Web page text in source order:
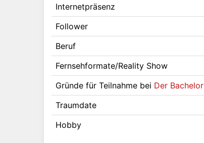
Internetpräsenz
Follower
Beruf
Fernsehformate/Reality Show
Gründe für Teilnahme bei Der Bachelor
Traumdate
Hobby